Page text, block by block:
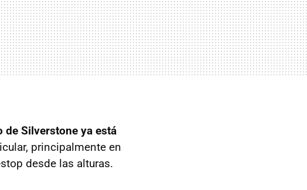
de Silverstone ya está
principalmente en
desde las alturas.